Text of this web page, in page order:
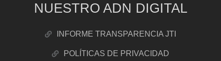
NUESTRO ADN DIGITAL
INFORME TRANSPARENCIA JTI
POLÍTICAS DE PRIVACIDAD